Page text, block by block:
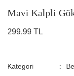
Mavi Kalpli
299,99 TL
Kategori